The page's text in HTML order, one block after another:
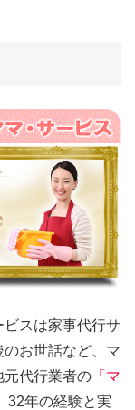
スは家事代行サ
お世話など、マ
元代行業者の 「マ
32年の経験と実